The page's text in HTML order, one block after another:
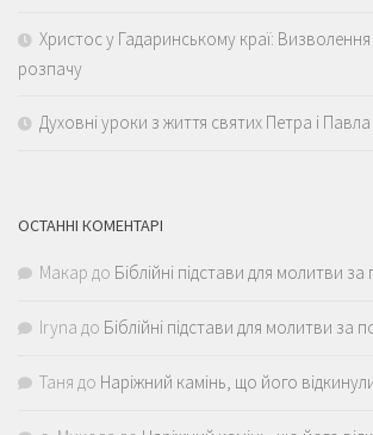
Христос у Гадаринському краї: Визволення
розпачу
Духовні уроки з життя святих Петра і Павла
ОСТАННІ КОМЕНТАРІ
Макар до Біблійні підстави для молитви
Iryna до Біблійні підстави для молитви за
Таня до Наріжний камінь, що його